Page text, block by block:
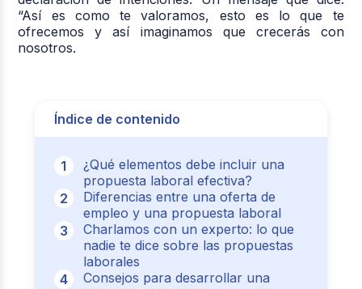
“Así es como te valoramos, esto es lo que te
ofrecemos y así imaginamos que crecerás con
nosotros.
Índice de contenido
¿Qué elementos debe incluir una
propuesta laboral efectiva?
Diferencias entre una oferta de
empleo y una propuesta laboral
Charlamos con un experto: lo que
nadie te dice sobre las propuestas
laborales
Consejos para desarrollar una